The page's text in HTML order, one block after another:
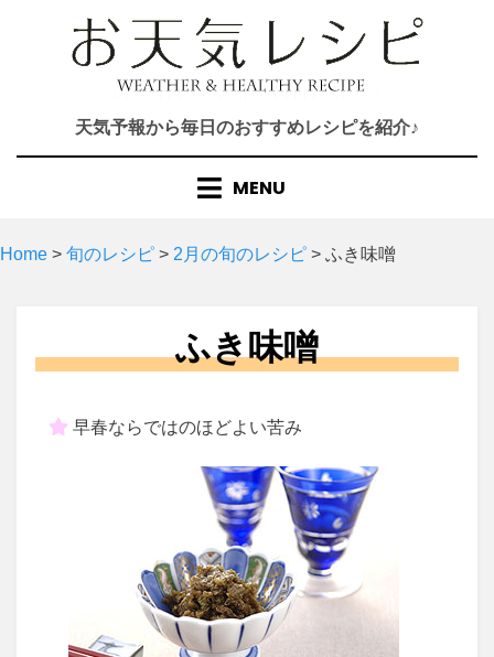
天気予報から毎日のおすすめレシピを紹介♪
MENU
Home > 旬のレシピ > 2月の旬のレシピ > ふき味噌
ふき味噌
早春ならではのほどよい苦み